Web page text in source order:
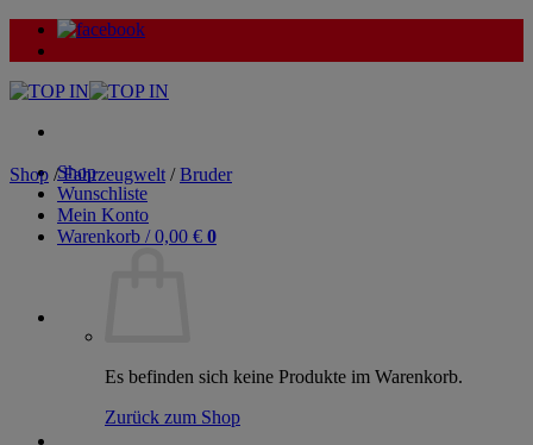
Zum
Inhalt
Shop
Wunschliste
Mein Konto
Warenkorb /0,00 € 0
Es befinden sich keine Produkte im Warenkorb.
Zurück zum Shop
Shop / Fahrzeugwelt / Bruder